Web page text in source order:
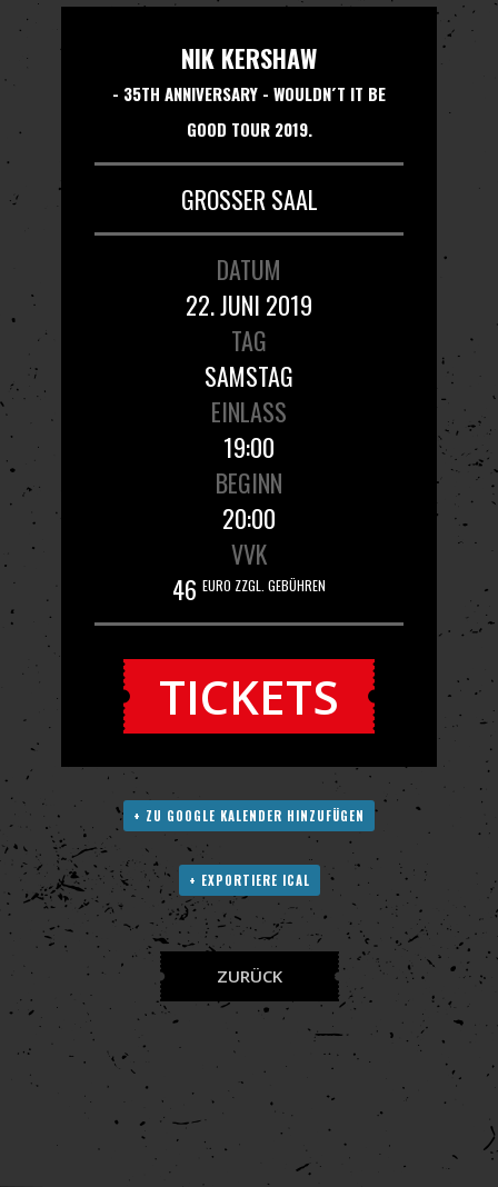
NIK KERSHAW
- 35TH ANNIVERSARY - WOULDN´T IT BE
GOOD TOUR 2019.
GROSSER SAAL
DATUM
22. JUNI 2019
TAG
SAMSTAG
EINLASS
19:00
BEGINN
20:00
VVK
46 EURO ZZGL. GEBÜHREN
TICKETS
+ ZU GOOGLE KALENDER HINZUFÜGEN
+ EXPORTIERE ICAL
ZURÜCK